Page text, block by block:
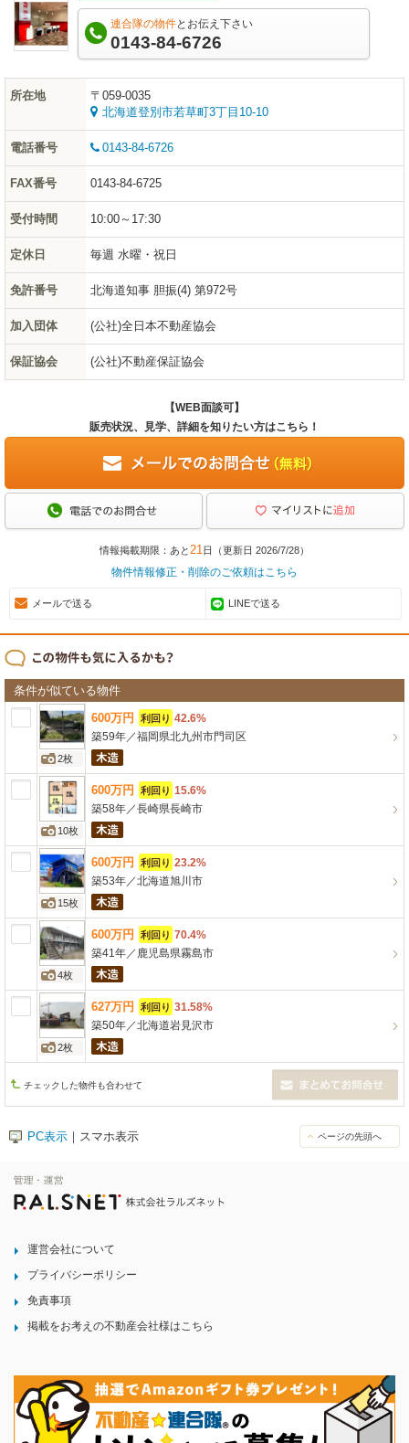
連合隊の物件とお伝え下さい
0143-84-6726
所在地
〒059-0035
北海道登別市若草町3丁目10-10
電話番号 0143-84-6726
FAX番号 0143-84-6725
受付時間 10:00～17:30
定休日 毎週 水曜・祝日
免許番号 北海道知事 胆振(4) 第972号
加入団体 (公社)全日本不動産協会
保証協会 (公社)不動産保証協会
【WEB面談可】
販売状況、見学、詳細を知りたい方はこちら！
情報掲載期限：あと21日（更新日 2026/7/28）
物件情報修正・削除のご依頼はこちら
メールで送る LINEで送る
条件が似ている物件
2枚
600万円 利回り 42.6%
築59年／福岡県北九州市門司区
10枚
600万円 利回り 15.6%
築58年／長崎県長崎市
15枚
600万円 利回り 23.2%
築53年／北海道旭川市
4枚
600万円 利回り 70.4%
築41年／ 鹿児島県霧島市
2枚
627万円 利回り 31.58%
築50年／北海道岩見沢市
チェックした物件も合わせて
PC表示 ｜スマホ表示 ページの先頭へ
運営会社について
プライバシーポリシー
免責事項
掲載をお考えの不動産会社様はこちら